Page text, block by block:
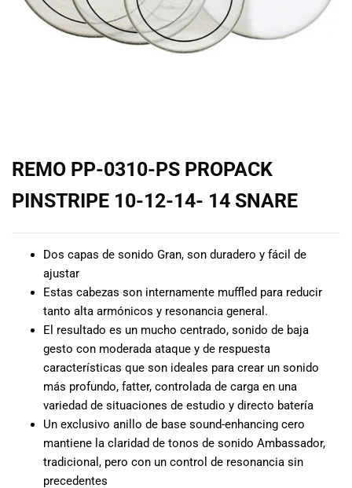
marcas del
mercado,
desde
También
contamos con
una selección
de viento,
accesorios
para satisfacer
todas las
necesidades
musicales.
Nuestro equipo
de expertos en
música está
aquí para
ayudarte a
encontrar el
REMO PP-0310-PS PROPACK
PINSTRIPE 10-12-14- 14 SNARE
Dos capas de sonido Gran, son duradero y fácil de
ajustar
Estas cabezas son internamente muffled para reducir
tanto alta armónicos y resonancia general.
El resultado es un mucho centrado, sonido de baja
gesto con moderada ataque y de respuesta
características que son ideales para crear un sonido
más profundo, fatter, controlada de carga en una
variedad de situaciones de estudio y directo batería
Un exclusivo anillo de base sound-enhancing cero
mantiene la claridad de tonos de sonido Ambassador,
tradicional, pero con un control de resonancia sin
precedentes